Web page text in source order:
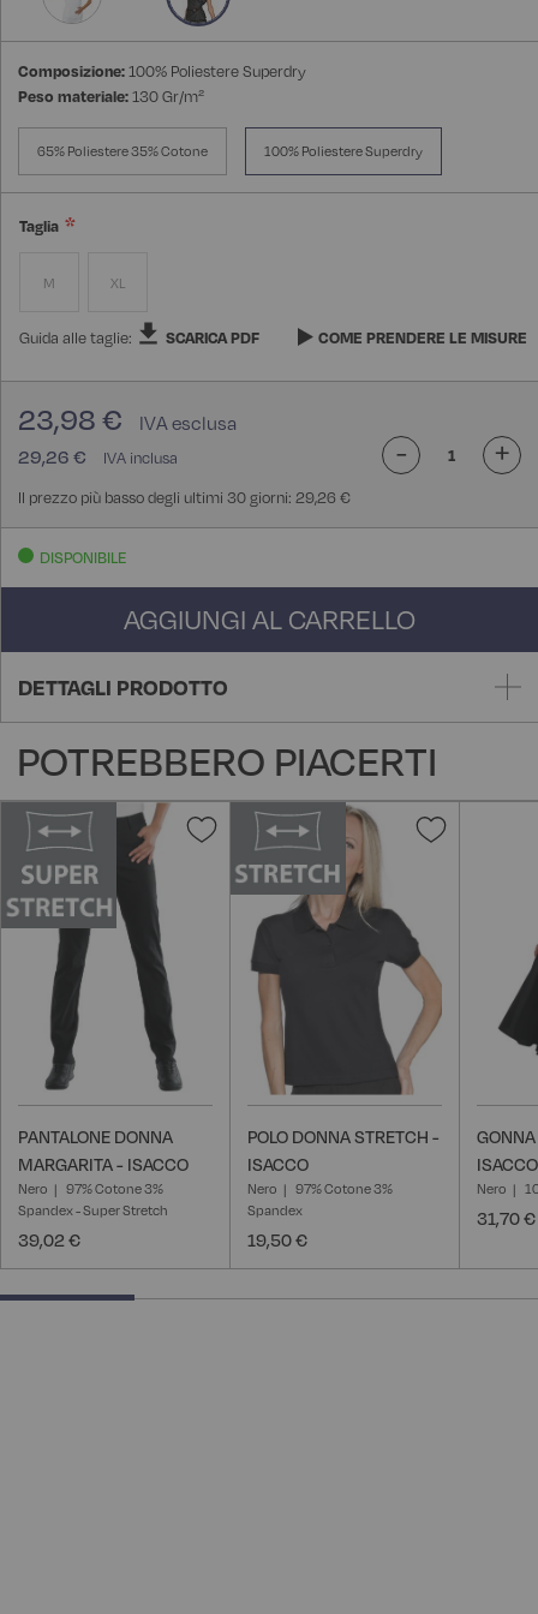
Composizione:100% Poliestere Superdry
Peso materiale:130 Gr/m²
65% Poliestere 35% Cotone 100% Poliestere Superdry
Taglia
M XL
Guida alle taglie: SCARICA PDF COME PRENDERE LE MISURE
29,26 €
23,98 €
Il prezzo più basso degli ultimi 30 giorni: 29,26 €
- +
DISPONIBILE
AGGIUNGI AL CARRELLO
DETTAGLI PRODOTTO
POTREBBERO PIACERTI
Aggiungi
alla
lista
desideri
PANTALONE DONNA
MARGARITA - ISACCO
Nero
97% Cotone 3%
Spandex - Super Stretch
39,02 €
Aggiungi
POLO DONNA STRETCH -
ISACCO
Nero
97% Cotone 3%
Spandex
19,50 €
ISACCO
Nero
31,70 €
25% completed